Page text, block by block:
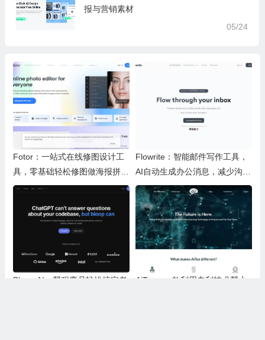
报与营销素材
05/24
Fotor：一站式在线修图设计工
具，零基础轻松修图做海报拼图
文创内容
Flowrite：智能邮件写作工具，
AI自动生成办公消息，减少沟通
时间，提升办公效率
Bloop AI：帮程序员轻松搞定老
AiTax：一款利用专利技术帮小